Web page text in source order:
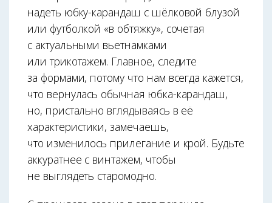
надеть юбку-карандаш с шёлковой блузой
или футболкой «в обтяжку», сочетая
с актуальными вьетнамками
или трикотажем. Главное, следите
за формами, потому что нам всегда кажется,
что вернулась обычная юбка-карандаш,
но, пристально вглядываясь в её
характеристики, замечаешь,
что изменилось прилегание и крой. Будьте
аккуратнее с винтажем, чтобы
не выглядеть старомодно.